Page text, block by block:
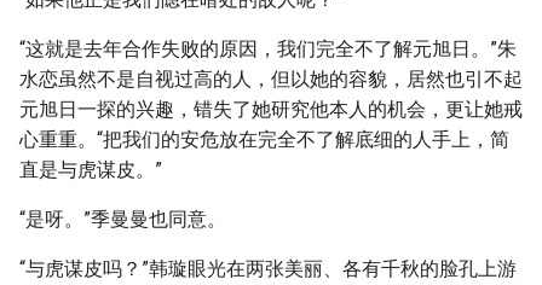
“这就是去年合作失败的原因，我们完全不了解元旭日。”朱
水恋虽然不是自视过高的人，但以她的容貌，居然也引不起
元旭日一探的兴趣，错失了她研究他本人的机会，更让她戒
心重重。“把我们的安危放在完全不了解底细的人手上，简
直是与虎谋皮。”
“是呀。”季曼曼也同意。
“与虎谋皮吗？”韩璇眼光在两张美丽、各有千秋的脸孔上游